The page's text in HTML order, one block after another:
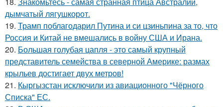
дымчатый лягушкорот.
19. Трамп поблагодарил Путина и си цзиньпина за то, что
Россия и Китай не вмешались в войну США и Ирана.
20. Большая голубая цапля - это самый крупный
представитель семейства в северной Америке: размах
крыльев достигает двух метров!
21. Кыргызстан исключили из авиационного "Чёрного
Списка" ЕС.